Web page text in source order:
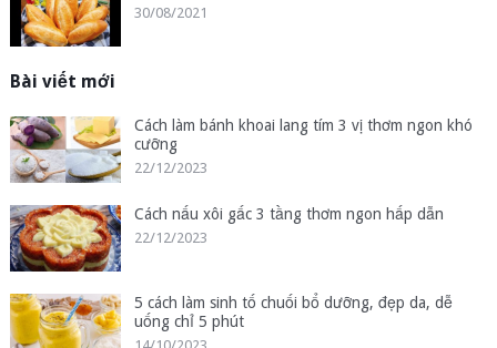
30/08/2021
Bài viết mới
Cách làm bánh khoai lang tím 3 vị thơm ngon khó
cưỡng
22/12/2023
Cách nấu xôi gấc 3 tầng thơm ngon hấp dẫn
22/12/2023
5 cách làm sinh tố chuối bổ dưỡng, đẹp da, dễ
uống chỉ 5 phút